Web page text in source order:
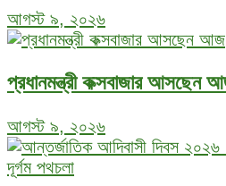
আগস্ট ৯, ২০২৬
প্রধানমন্ত্রী কক্সবাজার আসছেন
আগস্ট ৯, ২০২৬